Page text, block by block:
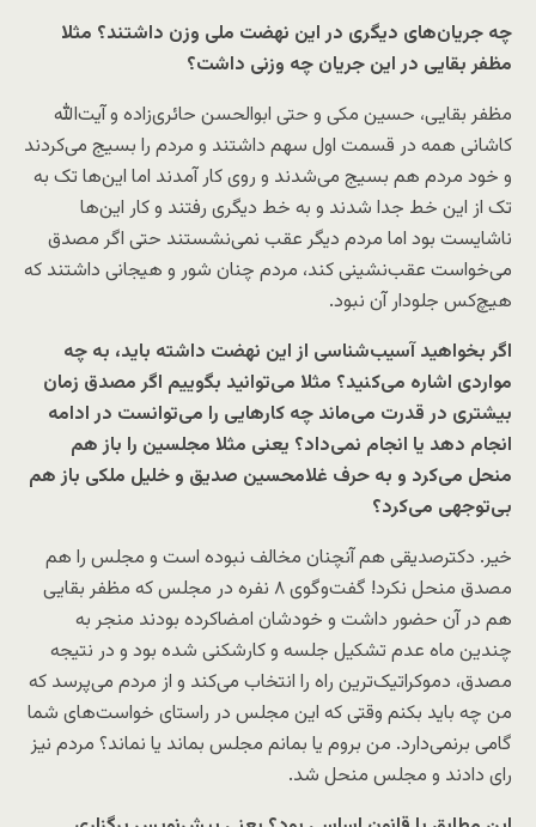
چه جریان‌های دیگری در این نهضت ملی وزن داشتند؟ مثلا
مظفر بقایی در این جریان چه وزنی داشت؟
مظفر بقایی، حسین مکی و حتی ابوالحسن حائری‌زاده و آیت‌الله
کاشانی همه در قسمت اول سهم داشتند و مردم را بسیج می‌کردند
و خود مردم هم بسیج می‌شدند و روی کار آمدند اما این‌ها تک به
تک از این خط جدا شدند و به خط دیگری رفتند و کار این‌ها
ناشایست بود اما مردم دیگر عقب نمی‌نشستند حتی اگر مصدق
می‌خواست عقب‌نشینی کند، مردم چنان شور و هیجانی داشتند که
هیچ‌کس جلودار آن نبود.
اگر بخواهید آسیب‌شناسی‌ از این نهضت داشته باید، به چه
مواردی اشاره می‌کنید؟ مثلا می‌توانید بگوییم اگر مصدق زمان
بیشتری در قدرت می‌ماند چه کارهایی را می‌توانست در ادامه
انجام دهد یا انجام نمی‌داد؟ یعنی مثلا مجلسین را باز هم
منحل می‌کرد و به حرف غلامحسین صدیق و خلیل ملکی باز هم
بی‌توجهی می‌کرد؟
خیر. دکترصدیقی هم آنچنان مخالف نبوده است و مجلس را هم
مصدق منحل نکرد! گفت‌و‌گوی ۸ نفره در مجلس که مظفر بقایی
هم در آن حضور داشت و خودشان امضاکرده بودند منجر به
چندین ماه عدم تشکیل جلسه و کارشکنی شده بود و در نتیجه
مصدق، دموکراتیک‌ترین راه را انتخاب می‌کند و از مردم می‌پرسد که
من چه باید بکنم وقتی که این مجلس در راستای خواست‌های شما
گامی برنمی‌دارد. من بروم یا بمانم مجلس بماند یا نماند؟ مردم نیز
رای دادند و مجلس منحل شد.